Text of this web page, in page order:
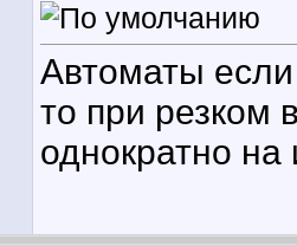
Автоматы
то при резком
однократно на